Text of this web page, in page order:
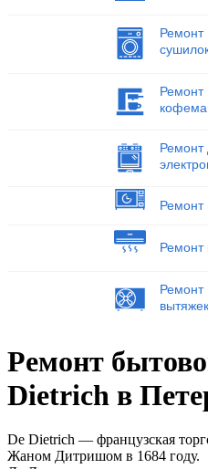
Ремонт
Ремонт
Ремонт
Ремонт
Ремонт
Ремонт
вытяжек
Ремонт
Dietrich в
De Dietrich — французская
Жаном Дитришом в 1684 году.